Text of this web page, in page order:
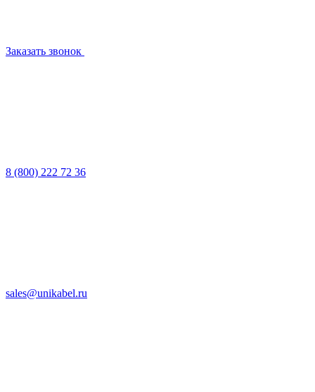
Заказать звонок
8 (800) 222 72 36
sales@unikabel.ru